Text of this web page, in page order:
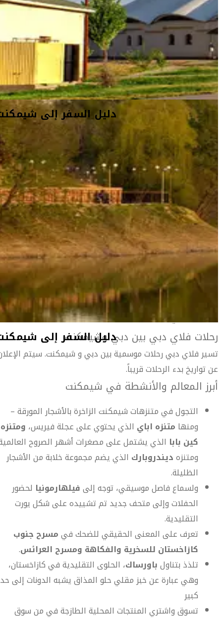
السفر إلى شيمكنت
أفكار السفر
معلومات السفر
المعلومات الخاصة بالمطار
أهلاً بك في شيمكنت
مدينة نابضة بالحياة تقع في جنوب كازاخستان، وتشتم فيها
بوضوح عبق آسيا الوسطى نظراً لقربها من دول أوزبكستان
وطاجيكستان وقيرغيزستان المجاورة.
تضم شيمكنت بين جنباتها مزيجاً من كل شيء. فمن عراقة
تشاهد المساجد الجميلة والأضرحة والأسواق المحلية الصاخبة
والأنهار والجبال والبراري والصروح الأثرية، ناهيك عن معالم
الحداثة الحالية.
رحلات فلاي دبي بين دبي وشيمكنت
تسير فلاي دبي رحلات موسمية بين دبي و شيمكنت. سيتم
عن تواريخ بدء الرحلات قريباً.
أبرز المعالم والأنشطة في شيمكنت
التجول في متنزهات شيمكنت الزاخرة بالأشجار المورقة –
ومنها متنزه اباي الذي يحتوي على عجلة فيريس، ومتنزه
كين بابا الذي يشتمل على مصغرات أشهر الصروح
ومتنزهديندروبارك الذي يضم مجموعة خلابة من الأشجار
الظليلة.
ولسماع فاصل موسيقي، توجه إلىفيلهارمونيا لحضور
الحفلات وإلى متحف جديد تم تشييده على شكل يورت
التقليدية.
تعرف على المعنى الحقيقي للضحك فيمسرح جنوب
كازاخستان للسخرية والفكاهة ومسرح العرائس.
تلذذ بتناولباورساك، الحلوى التقليدية في كازاخستان،
وهي عبارة عن خبز مقلي حلو المذاق يشبه الدونات إلى حد
كبير
تسوق واشتري المنتجات المحلية الطازجة في من سوق